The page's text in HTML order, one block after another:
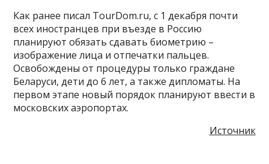
Как ранее писал TourDom.ru, с 1 декабря почти
всех иностранцев при въезде в Россию
планируют обязать сдавать биометрию –
изображение лица и отпечатки пальцев.
Освобождены от процедуры только граждане
Беларуси, дети до 6 лет, а также дипломаты. На
первом этапе новый порядок планируют ввести в
московских аэропортах.
Источник